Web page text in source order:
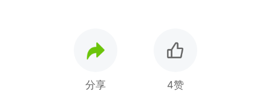
分享 4赞